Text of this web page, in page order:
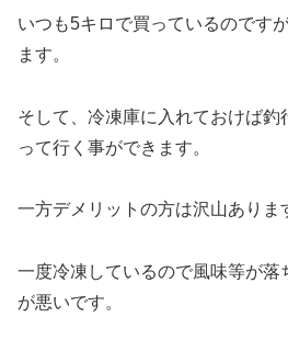
いつも5キロで買っているのです
ます。
そして、冷凍庫に入れておけば
って行く事ができます。
一方デメリットの方は沢山ありま
一度冷凍しているので風味等が落
が悪いです。